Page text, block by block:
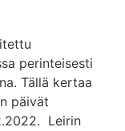
perinteisesti
Tällä kertaa
päivät
Leirin